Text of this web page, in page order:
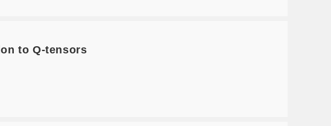
to Q-tensors